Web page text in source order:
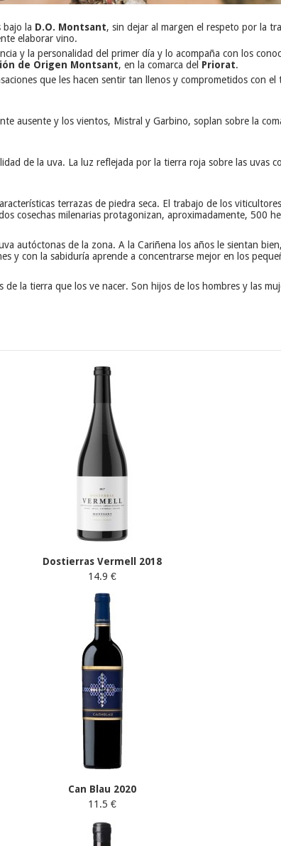
bajo la D.O. Montsant, sin dejar al margen el respeto por la
elaborar vino.
y la personalidad del primer día y lo acompaña con los
de Origen Montsant, en la comarca del Priorat.
que les hacen sentir tan llenos y comprometidos con
ausente y los vientos, Mistral y Garbino, soplan sobre la
de la uva. La luz reflejada por la tierra roja sobre las uvas
terrazas de piedra seca. El trabajo de los
cosechas milenarias protagonizan, aproximadamente, 500
autóctonas de la zona. A la Cariñena los años le sientan
y con la sabiduría aprende a concentrarse mejor en los
de la tierra que los ve nacer. Son hijos de los hombres y las
Dostierras Vermell 2018
14.9 €
Can Blau 2020
11.5 €